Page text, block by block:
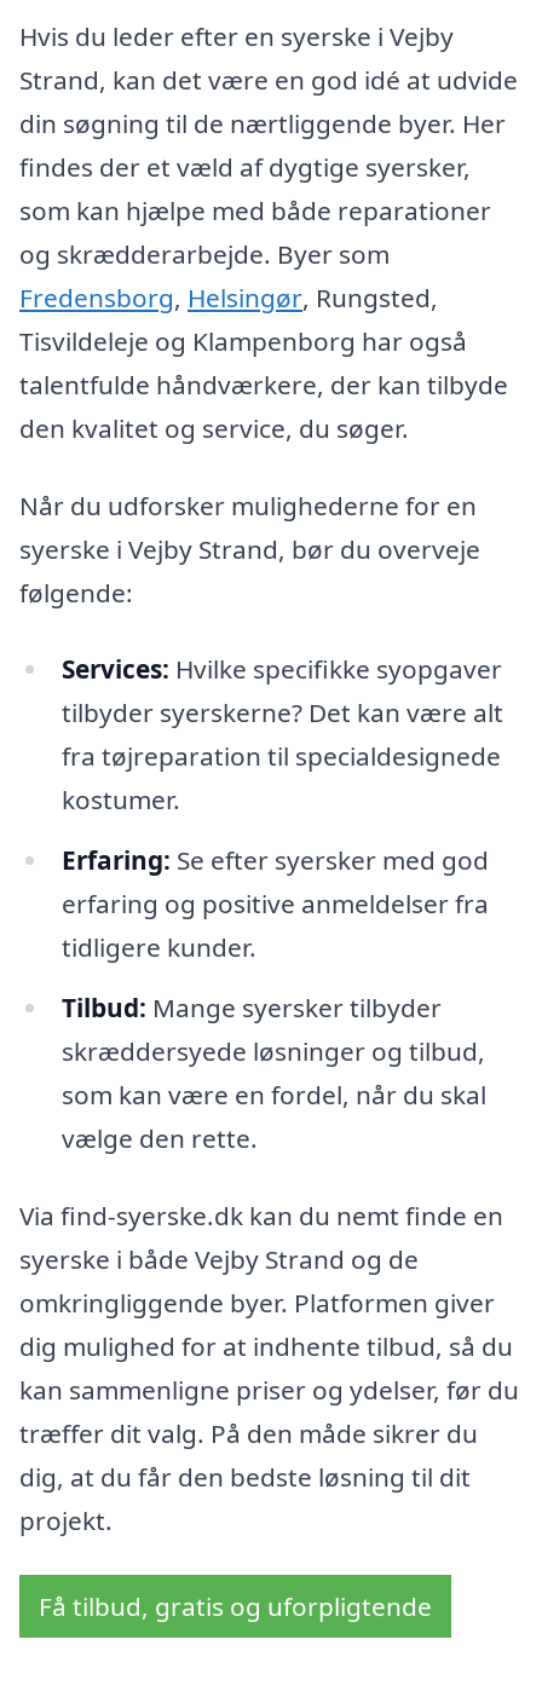
Hvis du leder efter en syerske i Vejby
Strand, kan det være en god idé at udvide
din søgning til de nærtliggende byer. Her
findes der et væld af dygtige syersker,
som kan hjælpe med både reparationer
og skrædderarbejde. Byer som
Fredensborg, Helsingør, Rungsted,
Tisvildeleje og Klampenborg har også
talentfulde håndværkere, der kan tilbyde
den kvalitet og service, du søger.
Når du udforsker mulighederne for en
syerske i Vejby Strand, bør du overveje
følgende:
Services: Hvilke specifikke syopgaver
tilbyder syerskerne? Det kan være alt
fra tøjreparation til specialdesignede
kostumer.
Erfaring: Se efter syersker med god
erfaring og positive anmeldelser fra
tidligere kunder.
Tilbud: Mange syersker tilbyder
skræddersyede løsninger og tilbud,
som kan være en fordel, når du skal
vælge den rette.
Via find-syerske.dk kan du nemt finde en
syerske i både Vejby Strand og de
omkringliggende byer. Platformen giver
dig mulighed for at indhente tilbud, så du
kan sammenligne priser og ydelser, før du
træffer dit valg. På den måde sikrer du
dig, at du får den bedste løsning til dit
projekt.
Få tilbud, gratis og uforpligtende